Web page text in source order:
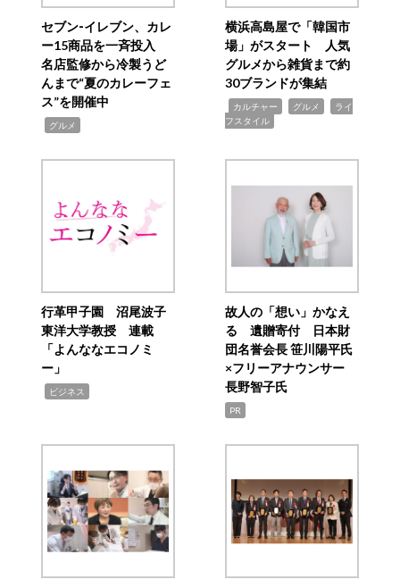
セブン‐イレブン、カレ
ー15商品を一斉投入
名店監修から冷製うど
んまで“夏のカレーフェ
ス”を開催中
グルメ
横浜高島屋で「韓国市
場」がスタート 人気
グルメから雑貨まで約
30ブランドが集結
カルチャー グルメ
ライ
フスタイル
行革甲子園 沼尾波子
東洋大学教授 連載
「よんななエコノミ
ー」
ビジネス
故人の「想い」かなえ
る 遺贈寄付 日本財
団名誉会長 笹川陽平氏
×フリーアナウンサー
長野智子氏
PR